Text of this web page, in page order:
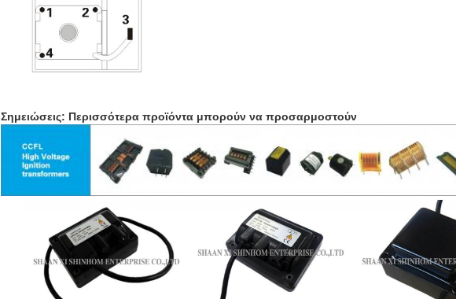
Σημειώσεις: Περισσότερα προϊόντα μπορούν να προσαρμοστούν